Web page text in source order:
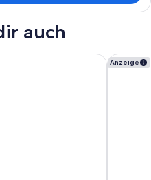
auch
Anzeige